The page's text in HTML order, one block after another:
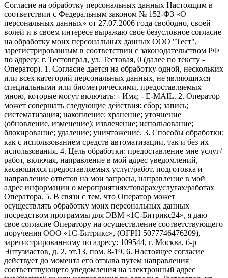
Согласие на обработку персональных данных Настоящим в
соответствии с Федеральным законом № 152-ФЗ «О
персональных данных» от 27.07.2006 года свободно, своей
волей и в своем интересе выражаю свое безусловное согласие
на обработку моих персональных данных ООО "Тест",
зарегистрированным в соответствии с законодательством РФ
по адресу: г. Тестовград, ул. Тестовая, 0 (далее по тексту -
Оператор). 1. Согласие дается на обработку одной, нескольких
или всех категорий персональных данных, не являющихся
специальными или биометрическими, предоставляемых
мною, которые могут включать: - Имя; - E-MAIL. 2. Оператор
может совершать следующие действия: сбор; запись;
систематизация; накопление; хранение; уточнение
(обновление, изменение); извлечение; использование;
блокирование; удаление; уничтожение. 3. Способы обработки:
как с использованием средств автоматизации, так и без их
использования. 4. Цель обработки: предоставление мне услуг/
работ, включая, направление в мой адрес уведомлений,
касающихся предоставляемых услуг/работ, подготовка и
направление ответов на мои запросы, направление в мой
адрес информации о мероприятиях/товарах/услугах/работах
Оператора. 5. В связи с тем, что Оператор может
осуществлять обработку моих персональных данных
посредством программы для ЭВМ «1С-Битрикс24», я даю
свое согласие Оператору на осуществление соответствующего
поручения ООО «1С-Битрикс», (ОГРН 5077746476209),
зарегистрированному по адресу: 109544, г. Москва, б-р
Энтузиастов, д. 2, эт.13, пом. 8-19. 6. Настоящее согласие
действует до момента его отзыва путем направления
соответствующего уведомления на электронный адрес